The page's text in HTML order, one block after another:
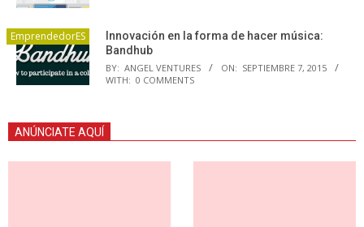
EmprendedorES
Innovación en la forma de hacer música:
Bandhub
BY: ANGEL VENTURES ON: SEPTIEMBRE 7, 2015
WITH: 0 COMMENTS
ANÚNCIATE AQUÍ